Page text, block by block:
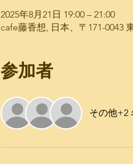
2025年8月21日 19:00 – 21:00
cafe藤香想, 日本、〒171-0043
参加者
その他+2